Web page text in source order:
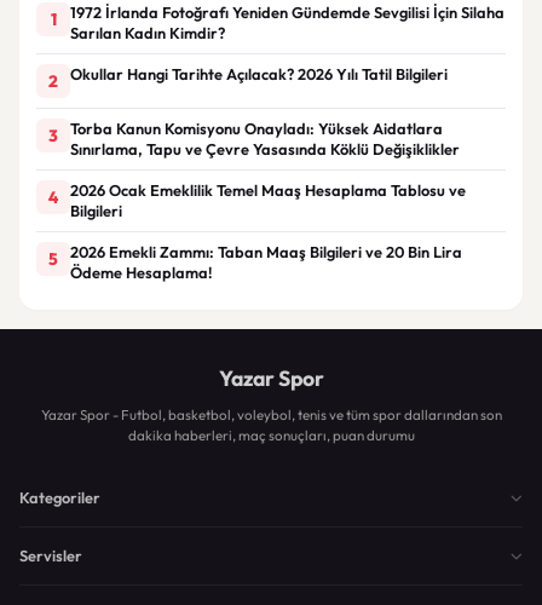
1
1972 İrlanda Fotoğrafı Yeniden Gündemde Sevgilisi İçin Silaha
Sarılan Kadın Kimdir?
2 Okullar Hangi Tarihte Açılacak? 2026 Yılı Tatil Bilgileri
3
Torba Kanun Komisyonu Onayladı: Yüksek Aidatlara
Sınırlama, Tapu ve Çevre Yasasında Köklü Değişiklikler
4
2026 Ocak Emeklilik Temel Maaş Hesaplama Tablosu ve
Bilgileri
5
2026 Emekli Zammı: Taban Maaş Bilgileri ve 20 Bin Lira
Ödeme Hesaplama!
Yazar Spor
Yazar Spor - Futbol, basketbol, voleybol, tenis ve tüm spor dallarından son
dakika haberleri, maç sonuçları, puan durumu
Kategoriler
Servisler